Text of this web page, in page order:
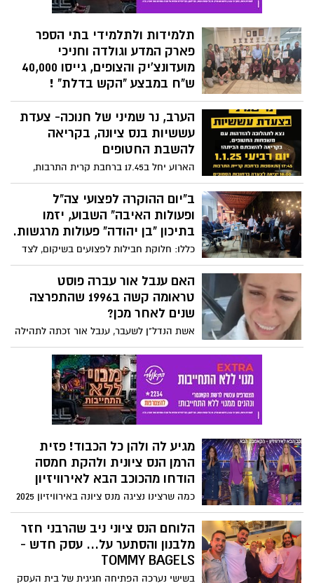
תלמידות ולתלמידי בתי הספר
פארק המדע וגולדה וחניכי
מועדונצ'יק והצופים, גייסו 40,000
ש"ח במבצע "הקש בדלת" !
יו"ר סניף נס ציונה של האגודה למלחמה
בסרטן יהודית כהן הודתה לנערים ולנערות
שגייסו סכום מכובד מאוד של 40,000 ₪.
הערב, נר שמיני של חנוכה- צעדת
עששיות בנס ציונה, בקריאה
להשבת החטופים
הארוע יחל ב17.45 ברחבת קרית התרבות,
בהשתתפות יותם כהן שאחיו נמרוד עודנו
חטוף בעזה. בואו והצטרפו לקריאה: החזירו
אותם הביתה - ע כ ש י ו !
ב"יום ההוקרה לפצועי צה"ל
ופעולות האיבה" השבוע, יזמו
בתיכון "בן יהודה" פעולות מרגשות.
כללו: חלוקת חבילות לפצועים בשיקום, לצד
סימפוזיון מרגש בהשתתפות פצועים. ראו
הרחבה.
האם ענבל אור עברה פוסט
טראומה קשה ב1996 שהתפרצה
שנים לאחר מכן?
אשת הנדל"ן לשעבר, ענבל אור זכתה לתהילה
מהירה בזכות ארגון קבוצות רכישה והקמת
פרויקטים יוקרתיים ואשר הסתבכה כלכלית
בהמשך, מגלה יותר ויותר בשנים האחרונות
תכונות קיצוניות של אי שפיות, מסתבר שיש
בעברה סיפור טראומטי מאוד משנת 1996
מגיע לה ולהן כל הכבוד! פזית
הרמן הנס ציונית ולהקת חמסה
הודחו מהכוכב הבא לאירוויזיון
כמה שרצינו נציגה מנס ציונה באירוויזיון 2025
אבל אתמול בערב הודח ההרכב המתאחד -
חמסה בו חברה פזית הרמן בת עירנו, מהמשך
התכנית של הכוכב הבא, לאחר ביצוע סוחף
לשיר רקדי של ישי לוי.
הלוחם הנס ציוני ניב שהרבני חזר
מלבנון והסתער על... עסק חדש -
TOMMY BAGELS
בשישי נערכה הפתיחה חגיגית של בית העסק